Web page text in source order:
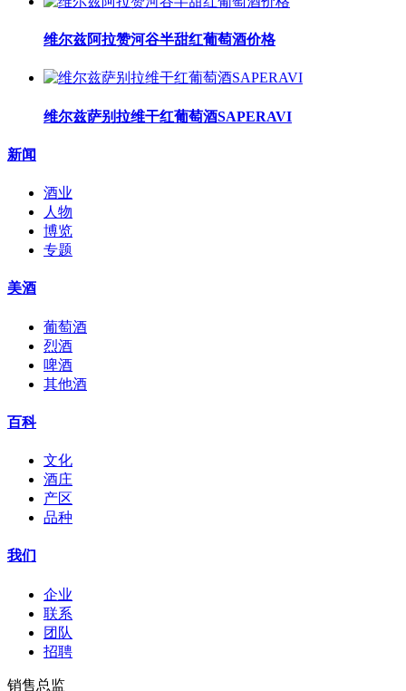
维尔兹阿拉赞河谷半甜红葡萄酒价格
维尔兹萨别拉维干红葡萄酒SAPERAVI
新闻
酒业
人物
博览
专题
美酒
葡萄酒
烈酒
啤酒
其他酒
百科
文化
酒庄
产区
品种
我们
企业
联系
团队
招聘
销售总监